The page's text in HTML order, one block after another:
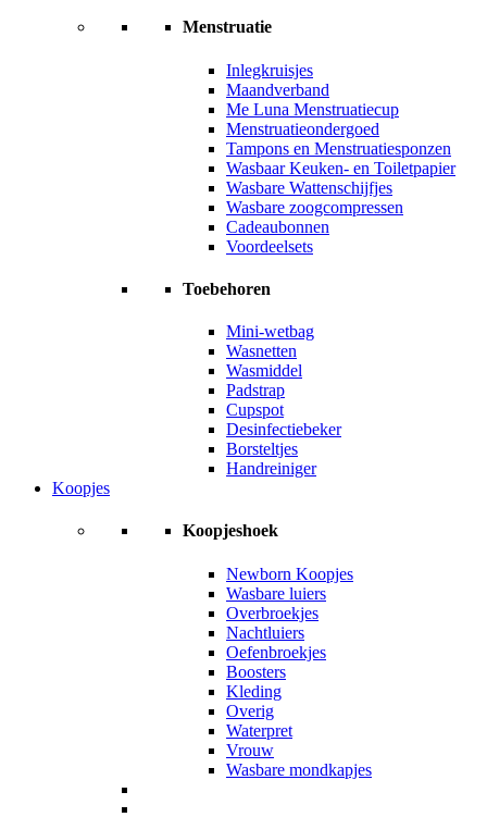
Menstruatie
Inlegkruisjes
Maandverband
Me Luna Menstruatiecup
Menstruatieondergoed
Tampons en Menstruatiesponzen
Wasbaar Keuken- en Toiletpapier
Wasbare Wattenschijfjes
Wasbare zoogcompressen
Cadeaubonnen
Voordeelsets
Toebehoren
Mini-wetbag
Wasnetten
Wasmiddel
Padstrap
Cupspot
Desinfectiebeker
Borsteltjes
Handreiniger
Koopjes
Koopjeshoek
Newborn Koopjes
Wasbare luiers
Overbroekjes
Nachtluiers
Oefenbroekjes
Boosters
Kleding
Overig
Waterpret
Vrouw
Wasbare mondkapjes